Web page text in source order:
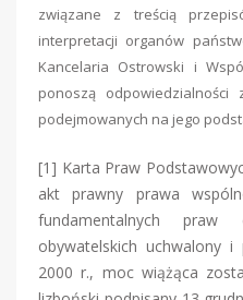
związane z treścią
interpretacji organów
Kancelaria Ostrowski i
ponoszą
podejmowanych na jego
[1] Karta Praw
akt prawny prawa
fundamentalnych praw
obywatelskich uchwalony
2000 r., moc wiążąca